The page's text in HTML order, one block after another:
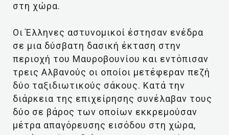
στη χώρα.
Οι Έλληνες αστυνομικοί έστησαν ενέδρα
σε μια δύσβατη δασική έκταση στην
περιοχή του Μαυροβουνίου και εντόπισαν
τρεις Αλβανούς οι οποίοι μετέφεραν πεζή
δύο ταξιδιωτικούς σάκους. Κατά την
διάρκεια της επιχείρησης συνέλαβαν τους
δύο σε βάρος των οποίων εκκρεμούσαν
μέτρα απαγόρευσης εισόδου στη χώρα,